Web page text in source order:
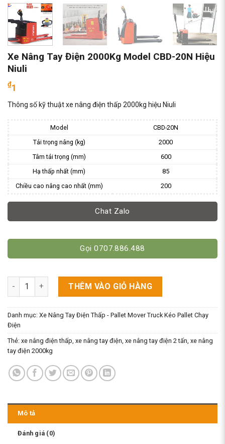
Xe Nâng Tay Điện 2000Kg Model CBD-20N Hiệu
Niuli
₫1
Thông số kỹ thuật xe nâng điện thấp 2000kg hiệu Niuli
Model
CBD-20N
Tải trọng nâng (kg)
2000
Tâm tải trọng (mm)
600
Hạ thấp nhất (mm)
85
Chiều cao nâng cao nhất (mm)
200
Chat Zalo
Gọi 0707.886.488
Xe Nâng Tay Điện 2000Kg Model CBD-20N Hiệu Niuli số lượng
THÊM VÀO GIỎ HÀNG
Danh mục: Xe Nâng Tay Điện Thấp - Pallet Mover Truck Kéo Pallet Chạy
Điện
Thẻ: xe nâng điện thấp xe nâng tay điện xe nâng tay điện 2 tấn xe nâng
tay điện 2000kg
Mô tả
Đánh giá (0)